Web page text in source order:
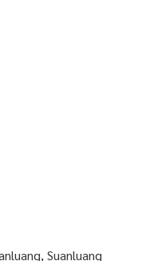
Suanluang